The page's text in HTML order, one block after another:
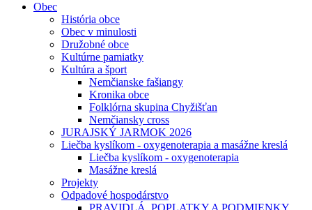
Obec
História obce
Obec v minulosti
Družobné obce
Kultúrne pamiatky
Kultúra a šport
Nemčianske fašiangy
Kronika obce
Folklórna skupina Chyžišťan
Nemčiansky cross
JURAJSKÝ JARMOK 2026
Liečba kyslíkom - oxygenoterapia a masážne kreslá
Liečba kyslíkom - oxygenoterapia
Masážne kreslá
Projekty
Odpadové hospodárstvo
PRAVIDLÁ, POPLATKY A PODMIENKY